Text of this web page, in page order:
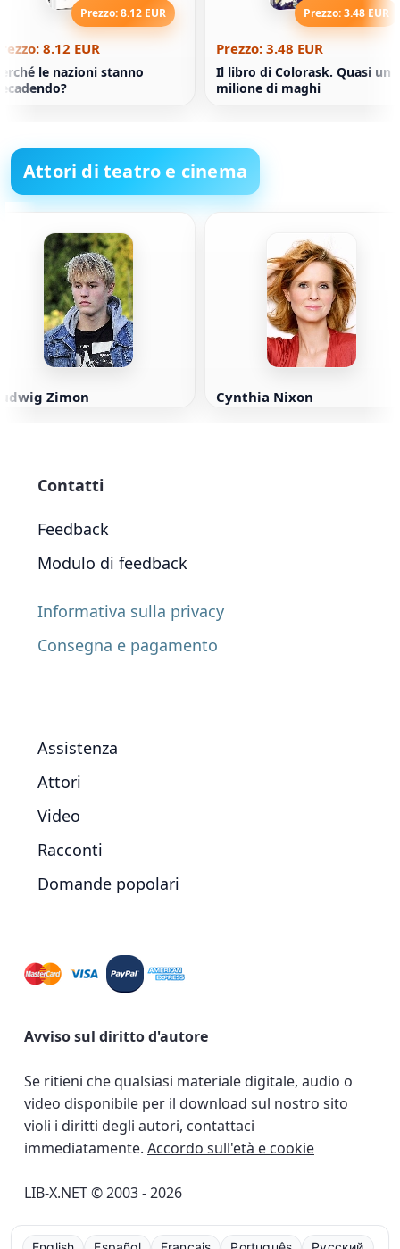
Prezzo: 8.12 EUR
8.12 EUR
le nazioni stanno
Prezzo: 3.48 EUR
Prezzo: 3.48 EUR
Il libro di Colorask. Quasi un
milione di maghi
Attori di teatro e cinema
Zimon Cynthia Nixon
Contatti
Feedback
Modulo di feedback
Informativa sulla privacy
Consegna e pagamento
Assistenza
Attori
Video
Racconti
Domande popolari
Avviso sul diritto d'autore
Se ritieni che qualsiasi materiale digitale, audio o
video disponibile per il download sul nostro sito
violi i diritti degli autori, contattaci
immediatamente. Accordo sull'età e cookie
LIB-X.NET © 2003 - 2026